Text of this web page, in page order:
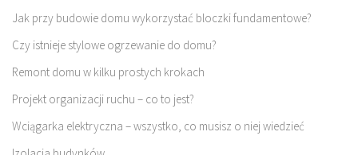
Jak przy budowie domu wykorzystać bloczki fundamentowe?
Czy istnieje stylowe ogrzewanie do domu?
Remont domu w kilku prostych krokach
Projekt organizacji ruchu – co to jest?
Wciągarka elektryczna – wszystko, co musisz o niej wiedzieć